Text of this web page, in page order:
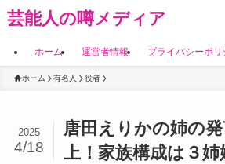
芸能人の噂メディア
ホーム 運営者情報 プライバシーポリ
ホーム 有名人 役者
唐田えりかの姉の
上！家族構成は３
2025
4/18